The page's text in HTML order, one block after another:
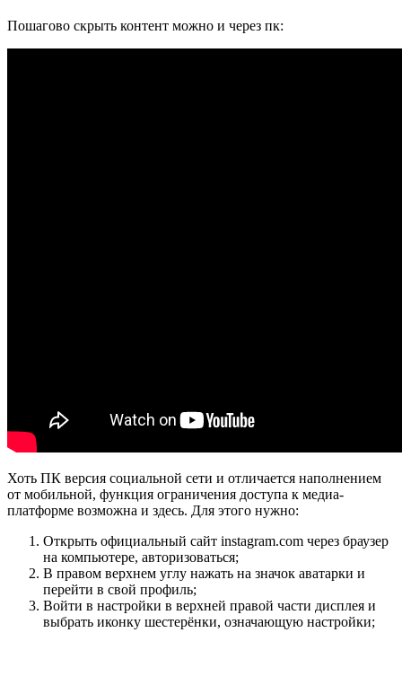
Пошагово скрыть контент можно и через пк:
Хоть ПК версия социальной сети и отличается наполнением
от мобильной, функция ограничения доступа к медиа-
платформе возможна и здесь. Для этого нужно:
Открыть официальный сайт instagram.com через браузер
на компьютере, авторизоваться;
В правом верхнем углу нажать на значок аватарки и
перейти в свой профиль;
Войти в настройки в верхней правой части дисплея и
выбрать иконку шестерёнки, означающую настройки;